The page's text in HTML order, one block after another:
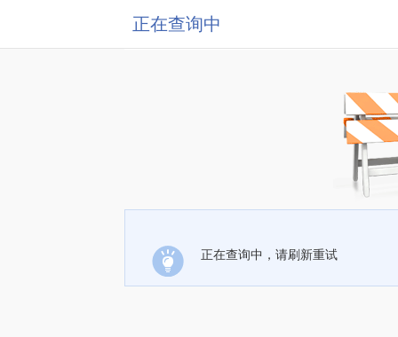
正在查询中
正在查询中，请刷新重试